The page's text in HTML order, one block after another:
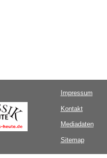
Impressum
Kontakt
Mediadaten
Sitemap